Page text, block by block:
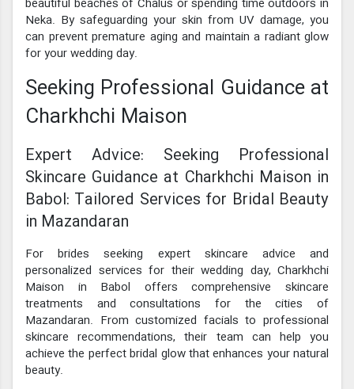
Neka. By safeguarding your skin from UV damage, you
can prevent premature aging and maintain a radiant glow
for your wedding day.
Seeking Professional Guidance at
Charkhchi Maison
Expert Advice: Seeking Professional
Skincare Guidance at Charkhchi Maison in
Babol: Tailored Services for Bridal Beauty
in Mazandaran
For brides seeking expert skincare advice and
personalized services for their wedding day, Charkhchi
Maison in Babol offers comprehensive skincare
treatments and consultations for the cities of
Mazandaran. From customized facials to professional
skincare recommendations, their team can help you
achieve the perfect bridal glow that enhances your natural
beauty.